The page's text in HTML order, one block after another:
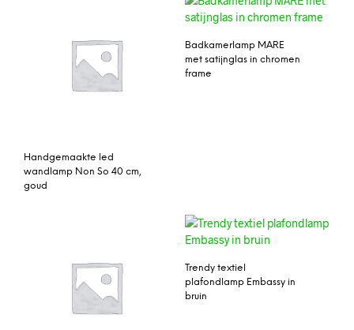
Handgemaakte led
wandlamp Non So 40 cm,
goud
Badkamerlamp MARE
met satijnglas in chromen
frame
Trendy textiel
plafondlamp Embassy in
bruin